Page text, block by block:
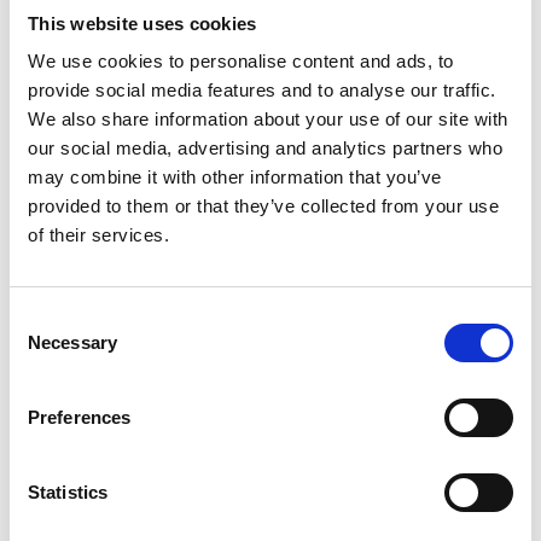
This website uses cookies
We use cookies to personalise content and ads, to
provide social media features and to analyse our traffic.
We also share information about your use of our site with
our social media, advertising and analytics partners who
may combine it with other information that you’ve
provided to them or that they’ve collected from your use
of their services.
Selection
Necessary
Preferences
Statistics
Mer relevant kommunikation till kunder och prospekts
Lägre kostnader för marknadsföring
Övergripande resultatförbättringar
Vad får man svar på i en områdesanalys
Istället för att basera en stor del av sin marknadsföring
på antaganden och egna föreställningar kan man att
Är det barnfamiljer, singlar, par eller äldre som utgör
Hur ser åldersfördelningen ut?